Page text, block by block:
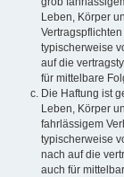
Leben, Körper
typischerweise
auf die
für mittelbare
Die Haftung ist
Leben, Körper
fahrlässigem
typischerweise
nach auf die
auch für